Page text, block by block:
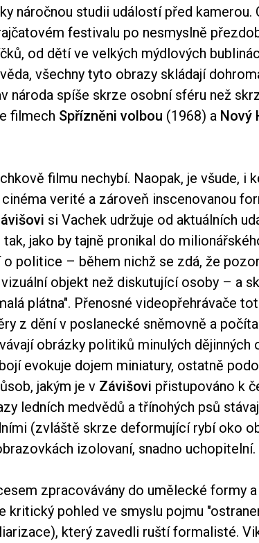
náročnou studii událostí před kamerou.
festivalu po nesmyslně
od dětí ve velkých mýdlových
všechny tyto obrazy skládají
národa spíše skrze osobní sféru než
filmech Spřízněni volbou (1968) a Nový
filmu nechybí. Naopak, je všude, i
verité a zároveň inscenovanou
si Vachek udržuje od aktuálních
jako by tajně pronikal do
politice – během nichž se zdá, že
objekt než diskutující osoby – a
plátna". Přenosné videopřehrávače
z dění v poslanecké sněmovně a
obrázky politiků minulých dějinných
evokuje dojem miniatury, ostatně
jakým je v Závišovi přistupováno k
ledních medvědů a třínohých psů
(zvláště skrze deformující rybí oko
izolovaní, snadno uchopitelní.
zpracovávány do umělecké formy a
kritický pohled ve smyslu pojmu
který zavedli ruští formalisté.